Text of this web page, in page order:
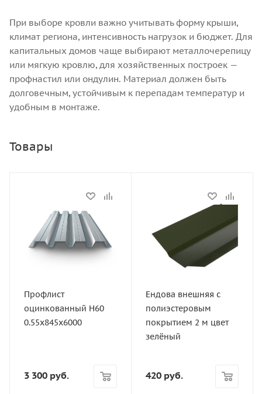
При выборе кровли важно учитывать форму крыши,
климат региона, интенсивность нагрузок и бюджет. Для
капитальных домов чаще выбирают металлочерепицу
или мягкую кровлю, для хозяйственных построек —
профнастил или ондулин. Материал должен быть
долговечным, устойчивым к перепадам температур и
удобным в монтаже.
Товары
В наличии
Длина, мм
6000
845
Профлист
оцинкованный Н60
0.55x845x6000
3 300 руб.
В наличии
Длина, мм
Высота, мм
1,581
Ендова внешняя с
полиэстеровым
покрытием 2 м цвет
зелёный
420 руб.